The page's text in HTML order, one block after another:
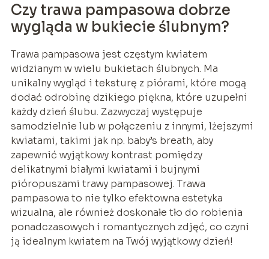
Czy trawa pampasowa dobrze
wygląda w bukiecie ślubnym?
Trawa pampasowa jest częstym kwiatem
widzianym w wielu bukietach ślubnych. Ma
unikalny wygląd i teksturę z piórami, które mogą
dodać odrobinę dzikiego piękna, które uzupełni
każdy dzień ślubu. Zazwyczaj występuje
samodzielnie lub w połączeniu z innymi, lżejszymi
kwiatami, takimi jak np. baby’s breath, aby
zapewnić wyjątkowy kontrast pomiędzy
delikatnymi białymi kwiatami i bujnymi
pióropuszami trawy pampasowej. Trawa
pampasowa to nie tylko efektowna estetyka
wizualna, ale również doskonałe tło do robienia
ponadczasowych i romantycznych zdjęć, co czyni
ją idealnym kwiatem na Twój wyjątkowy dzień!